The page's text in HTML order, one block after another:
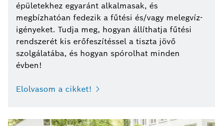
épületekhez egyaránt alkalmasak, és
megbízhatóan fedezik a fűtési és/vagy melegvíz-
igényeket. Tudja meg, hogyan állíthatja fűtési
rendszerét kis erőfeszítéssel a tiszta jövő
szolgálatába, és hogyan spórolhat minden
évben!
Elolvasom a cikket!